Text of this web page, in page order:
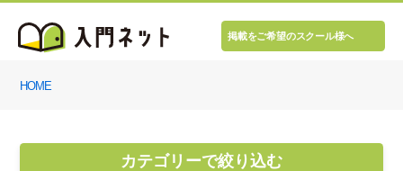
掲載をご希望のスクール様へ
HOME
カテゴリーで絞り込む